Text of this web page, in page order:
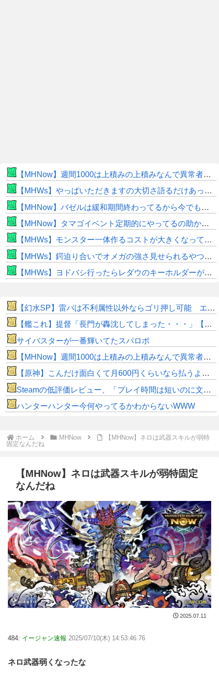
【MHNow】週間1000は上積みの上積みなんで異常者です
【MHWs】やっぱいただきますの大切さ語るだけあって飯のこだわり凄いよね
【MHNow】バゼルは緩和期間終わってるから今でもとんでもない数必要なんじゃない？
【MHNow】タマゴイベント定期的にやってるの助かるよね
【MHWs】モンスター一体作るコストが大きくなっている昨今でこそ亜種に頼るべきだよな
【MHWs】鍔迫り合いでオメガの強さ見せられるやつ一番すき
【MHWs】ヨドバシ行ったらレダウのキーホルダーが100円で売ってて草
【幻水SP】雷パは不利属性以外ならゴリ押し可能 エギル・ラグナル・キカが強力
【艦これ】提督「長門が轟沈してしまった・・・」【SS】
サイバスターが一番輝いてたスパロボ
【MHNow】週間1000は上積みの上積みなんで異常者です
【原神】こんだけ面白くて月600円くらいなら払うよな。
Steamの低評価レビュー、「プレイ時間は短いのに文章は長い」という謎の傾向が分析で浮き彫りに
ハンターハンター今何やってるかわからないWWW
ホーム MHNow
【MHNow】ネロは武器スキルが弱特
固定なんだね
【MHNow】ネロは武器スキルが弱特固定
なんだね
2025.07.11
484: イージャン速報 2025/07/10(木) 14:53:46.76
ネロ武器弱くなったな